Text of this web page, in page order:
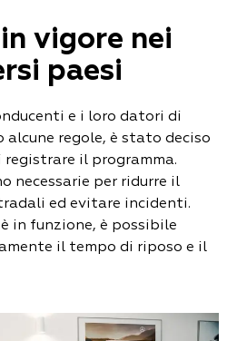
vigore nei
paesi
e i loro datori di
regole, è stato deciso
il programma.
necessarie per ridurre il
ed evitare incidenti.
in funzione, è possibile
il tempo di riposo e il